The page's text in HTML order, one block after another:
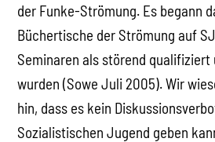
der Funke-Strömung. Es begann
Büchertische der Strömung auf
Seminaren als störend qualifiziert
wurden (Sowe Juli 2005). Wir
hin, dass es kein
Sozialistischen Jugend geben